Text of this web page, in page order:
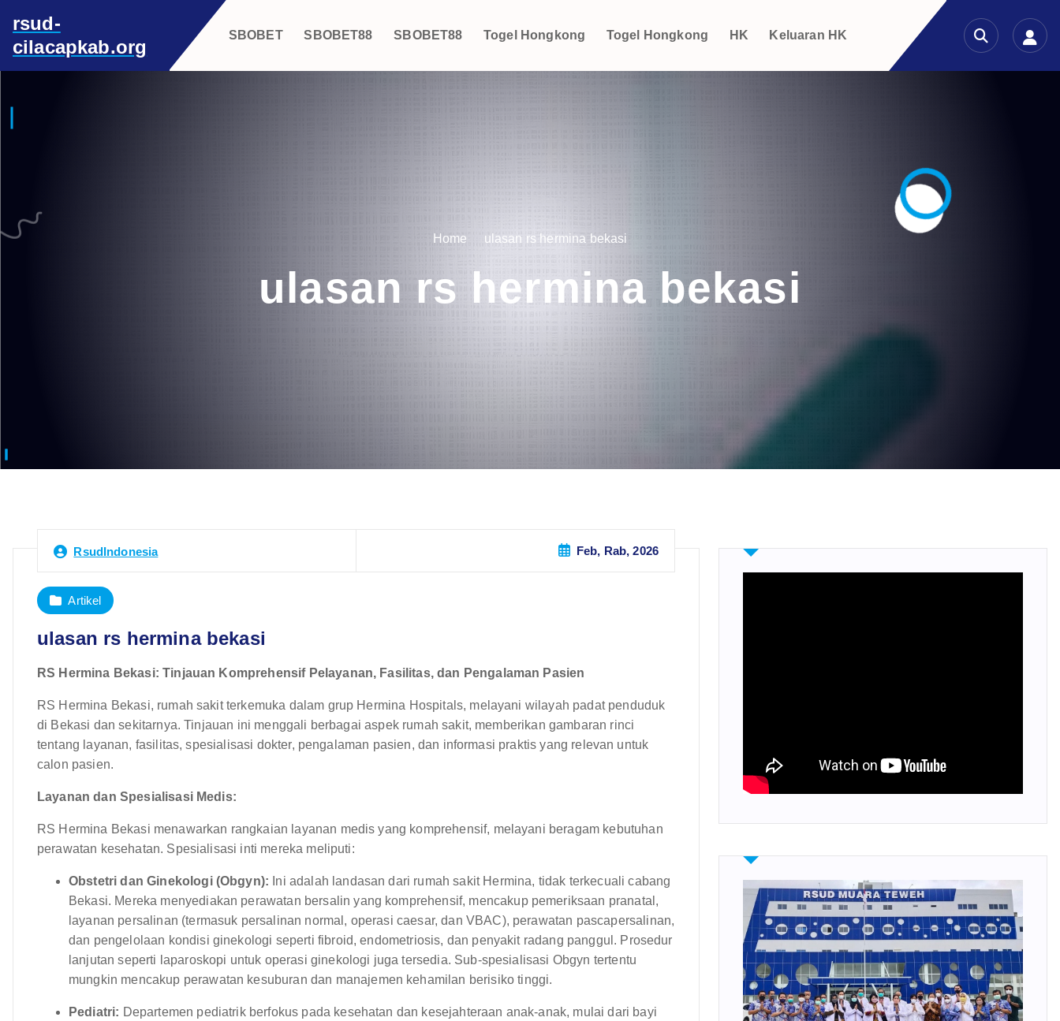
p
rsud-
cilacapkab.org
SBOBET SBOBET88 SBOBET88 Togel Hongkong Togel Hongkong HK Keluaran HK
Home ulasan rs hermina bekasi
ulasan rs hermina bekasi
RsudIndonesia Feb, Rab, 2026
Artikel
ulasan rs hermina bekasi
RS Hermina Bekasi: Tinjauan Komprehensif Pelayanan, Fasilitas, dan Pengalaman Pasien
RS Hermina Bekasi, rumah sakit terkemuka dalam grup Hermina Hospitals, melayani wilayah padat penduduk
di Bekasi dan sekitarnya. Tinjauan ini menggali berbagai aspek rumah sakit, memberikan gambaran rinci
tentang layanan, fasilitas, spesialisasi dokter, pengalaman pasien, dan informasi praktis yang relevan untuk
calon pasien.
Layanan dan Spesialisasi Medis:
RS Hermina Bekasi menawarkan rangkaian layanan medis yang komprehensif, melayani beragam kebutuhan
perawatan kesehatan. Spesialisasi inti mereka meliputi:
Obstetri dan Ginekologi (Obgyn): Ini adalah landasan dari rumah sakit Hermina, tidak terkecuali cabang
Bekasi. Mereka menyediakan perawatan bersalin yang komprehensif, mencakup pemeriksaan pranatal,
layanan persalinan (termasuk persalinan normal, operasi caesar, dan VBAC), perawatan pascapersalinan,
dan pengelolaan kondisi ginekologi seperti fibroid, endometriosis, dan penyakit radang panggul. Prosedur
lanjutan seperti laparoskopi untuk operasi ginekologi juga tersedia. Sub-spesialisasi Obgyn tertentu
mungkin mencakup perawatan kesuburan dan manajemen kehamilan berisiko tinggi.
Pediatri: Departemen pediatrik berfokus pada kesehatan dan kesejahteraan anak-anak, mulai dari bayi